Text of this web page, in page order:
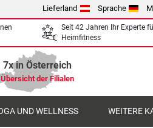
Lieferland Sprache
Seit 42 Jahren Ihr Experte
Heimfitness
7x in Österreich
Übersicht der Filialen
UND WELLNESS WEITERE